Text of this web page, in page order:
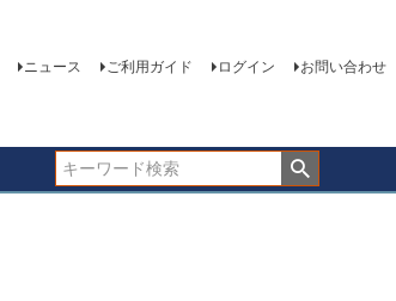
ニュース ご利用ガイド ログイン お問い合わせ